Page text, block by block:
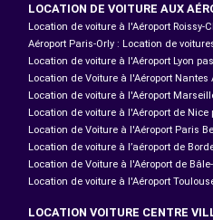
LOCATION DE VOITURE AUX
Location de voiture à l'Aéroport Roissy-
Aéroport Paris-Orly : Location de
Location de voiture à l'Aéroport Lyon
Location de Voiture à l'Aéroport
Location de voiture à l'Aéroport
Location de voiture à l'Aéroport de Nice
Location de Voiture à l'Aéroport Paris
Location de voiture à l’aéroport de
Location de Voiture à l'Aéroport de
Location de voiture à l'Aéroport
LOCATION VOITURE CENTRE